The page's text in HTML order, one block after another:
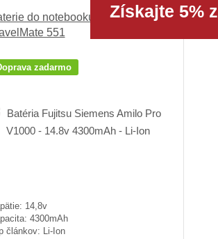
o
ý
v
p
i
o
v
p
i
o
ý
i
s
do notebooku Acer
551
zadarmo
14,8v
4300mAh
článkov: Li-Ion
Získajte 5%